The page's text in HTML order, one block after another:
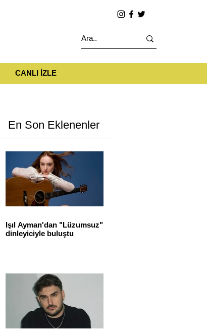
CANLI İZLE
En Son Eklenenler
Işıl Ayman'dan "Lüzumsuz"
dinleyiciyle buluştu